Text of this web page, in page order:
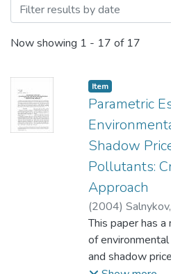
Now showing 1 - 17 of 17
Item
Parametric
Shadow
Pollutants:
Approach
(2004)
Valentyn
This paper has
of
and shadow